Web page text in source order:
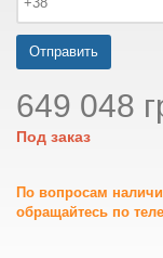
Отправить
649 048
Под заказ
По вопросам
обращайтесь по